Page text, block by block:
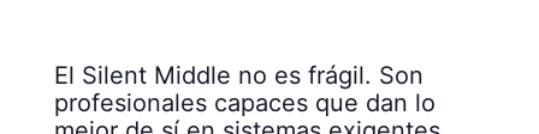
El Silent Middle no es frágil. Son
profesionales capaces que dan lo